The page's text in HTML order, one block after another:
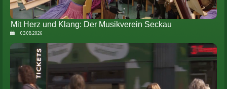
Mit Herz und Klang: Der Musikverein Seckau
03.08.2026